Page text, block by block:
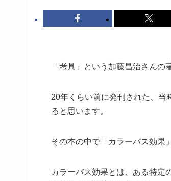
「考具」という加藤昌治さんの
20年くらい前に発刊された、当
ると思います。
その本の中で「カラーバス効果
カラーバス効果とは、ある特定